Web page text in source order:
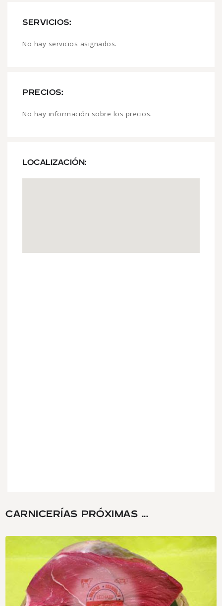
SERVICIOS:
No hay servicios asignados.
PRECIOS:
No hay información sobre los precios.
LOCALIZACIÓN:
CARNICERÍAS PRÓXIMAS ...